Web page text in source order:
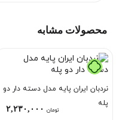
محصولات مشابه
نردبان ایران پایه مدل دسته دار دو
پله
تومان۲,۲۳۰,۰۰۰